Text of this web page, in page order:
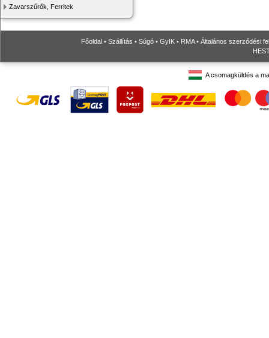
Zavarszűrők, Ferritek
Főoldal • Szállítás • Súgó • GyIK • RMA• Általános szerződési
A csomagküldés a